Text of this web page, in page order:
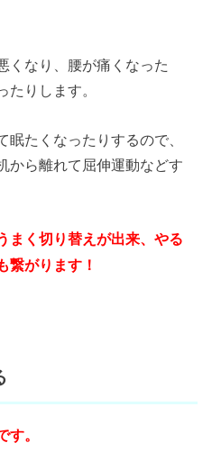
くなり、腰が痛くなった
たりします。
眠たくなったりするので、
から離れて屈伸運動などす
まく切り替えが出来、やる
繋がります！
す。